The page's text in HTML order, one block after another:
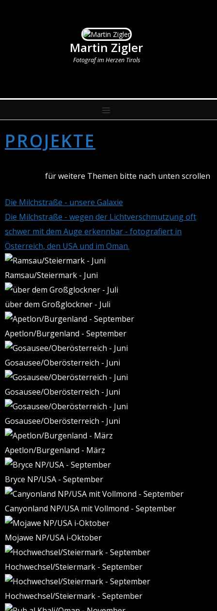
Martin Zigler
Fotograf im Herzen Tirols
PROJEKTE
für weitere Themen bitte nach unten scrollen
Die Milchstraße - unsere Galaxie
Die Milchstraße - wegen der Lichtverschmutzung oft
schwer mit dem Auge erkennbar - fotografiert in
Österreich, den USA und im Oman.
Ramsau/Steiermark - Juni
über dem Großglockner - Juli
Apetlon/Burgenland - September
Gosausee/Oberösterreich - Juni
Gosausee/Oberösterreich - Juni
Gosausee/Oberösterreich - Juni
Apetlon/Burgenland - März
Bryce NP/USA - September
Canyonland NP/USA mit Vollmond - September
Mojawe NP/USA i-Oktober
Hochwechsel/Steiermark - September
Hochwechsel/Steiermark - September